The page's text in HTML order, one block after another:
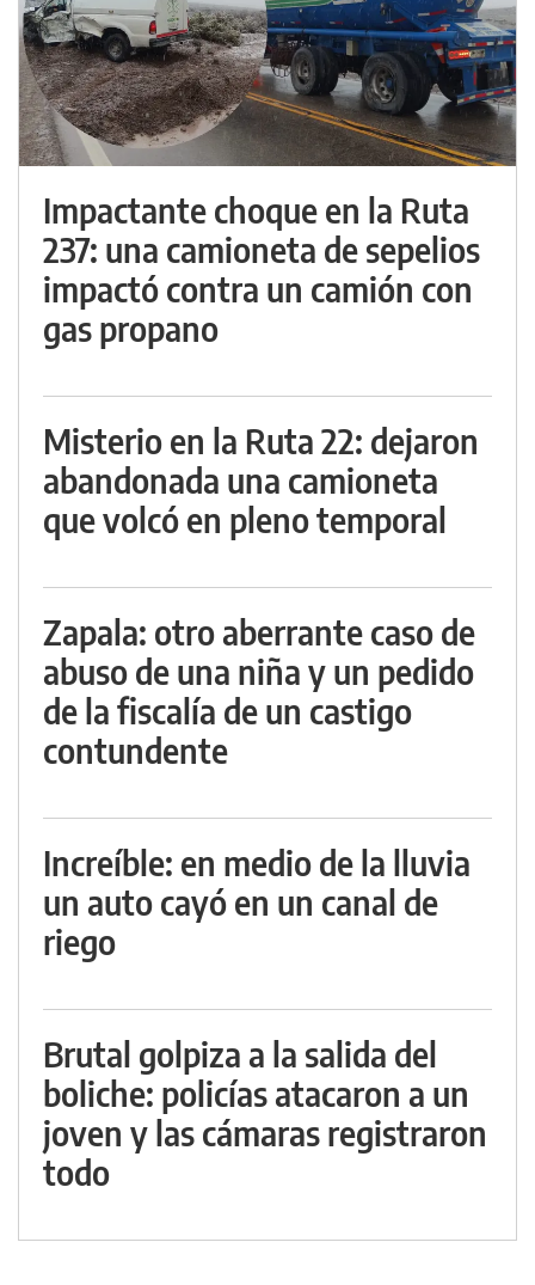
Impactante choque en la Ruta
237: una camioneta de sepelios
impactó contra un camión con
gas propano
Misterio en la Ruta 22: dejaron
abandonada una camioneta
que volcó en pleno temporal
Zapala: otro aberrante caso de
abuso de una niña y un pedido
de la fiscalía de un castigo
contundente
Increíble: en medio de la lluvia
un auto cayó en un canal de
riego
Brutal golpiza a la salida del
boliche: policías atacaron a un
joven y las cámaras registraron
todo